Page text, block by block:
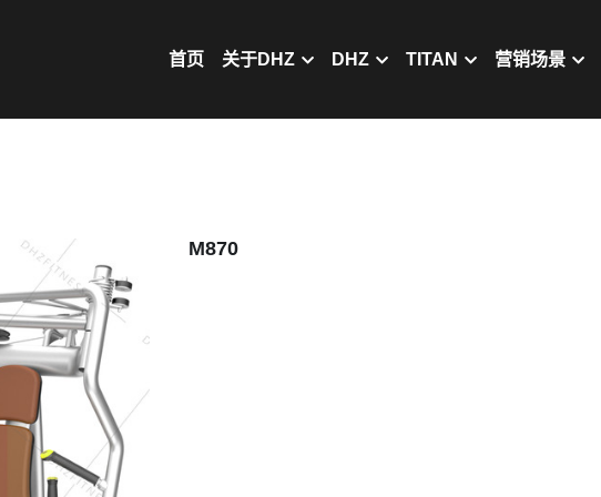
首页 关于DHZ DHZ TITAN 营销场景
M870